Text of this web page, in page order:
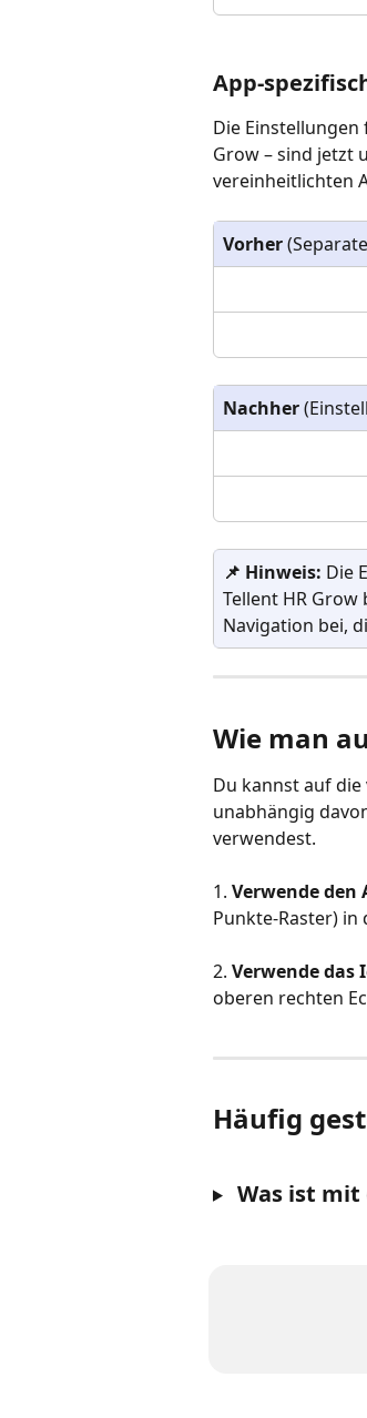
App-
Die Einstellungen
Grow – sind jetzt
vereinheitlichten
Vorher
Nachher
📌 Hinweis: Die
Tellent HR
Navigation bei,
Wie man
Du kannst auf
unabhängig
verwendest.
1. Verwende den
Punkte-Raster)
2. Verwende das
oberen rechten
Häufig
Was ist mit